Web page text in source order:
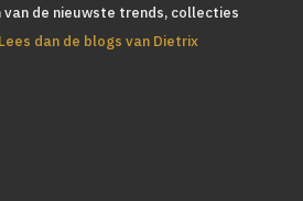
van de nieuwste trends, collecties
Lees dan de blogs van Dietrix